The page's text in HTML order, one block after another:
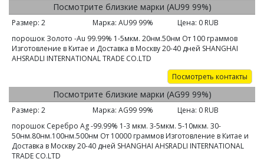
Посмотрите близкие марки (AU99 99%)
Размер: 2 Марка: AU99 99% Цена: 0 RUB
порошок Золото -Au 99.99% 1-5мкм. 20нм.50нм От 100 граммов
Изготовление в Китае и Доставка в Москву 20-40 дней SHANGHAI
AHSRADLI INTERNATIONAL TRADE CО.LTD
Посмотреть контакты
Посмотрите близкие марки (AG99 99%)
Размер: 2 Марка: AG99 99% Цена: 0 RUB
порошок Серебро Ag -99.99% 1-3 мкм. 3-5мкм. 5-10мкм. 30-
50нм.80нм.100нм.500нм От 10000 граммов Изготовление в Китае и
Доставка в Москву 20-40 дней SHANGHAI AHSRADLI INTERNATIONAL
TRADE CО.LTD